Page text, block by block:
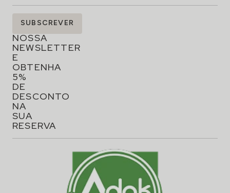
SUBSCREVA
NOSSA
NEWSLETTER
E
OBTENHA
5%
DE
DESCONTO
NA
SUA
RESERVA
SUBSCREVER